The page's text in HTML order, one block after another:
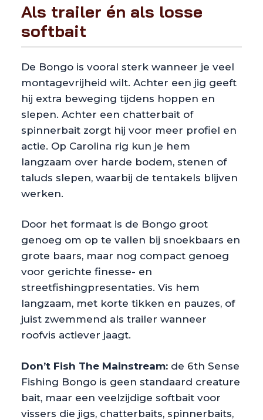
Als trailer én als losse
softbait
De Bongo is vooral sterk wanneer je veel
montagevrijheid wilt. Achter een jig geeft
hij extra beweging tijdens hoppen en
slepen. Achter een chatterbait of
spinnerbait zorgt hij voor meer profiel en
actie. Op Carolina rig kun je hem
langzaam over harde bodem, stenen of
taluds slepen, waarbij de tentakels blijven
werken.
Door het formaat is de Bongo groot
genoeg om op te vallen bij snoekbaars en
grote baars, maar nog compact genoeg
voor gerichte finesse- en
streetfishingpresentaties. Vis hem
langzaam, met korte tikken en pauzes, of
juist zwemmend als trailer wanneer
roofvis actiever jaagt.
Don’t Fish The Mainstream: de 6th Sense
Fishing Bongo is geen standaard creature
bait, maar een veelzijdige softbait voor
vissers die jigs, chatterbaits, spinnerbaits,